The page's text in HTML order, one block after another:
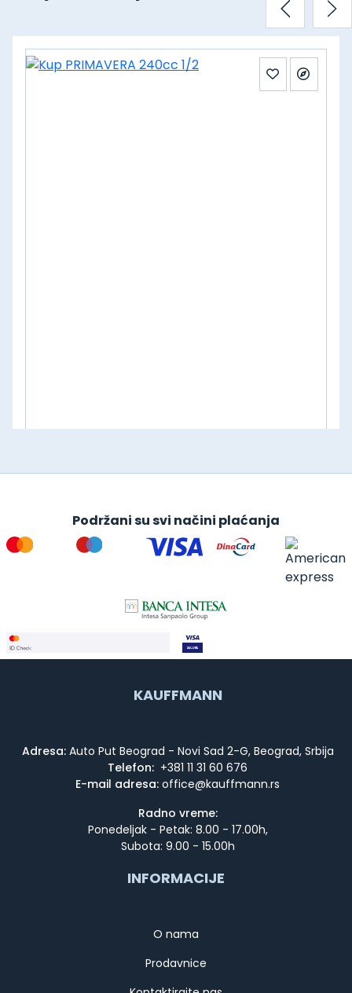
Podržani su svi načini plaćanja
KAUFFMANN
Adresa:Auto Put Beograd - Novi Sad 2-G, Beograd, Srbija
Telefon: +381 11 31 60 676
E-mail adresa:
Radno vreme:
Ponedeljak - Petak: 8.00 - 17.00h,
Subota: 9.00 - 15.00h
INFORMACIJE
O nama
Prodavnice